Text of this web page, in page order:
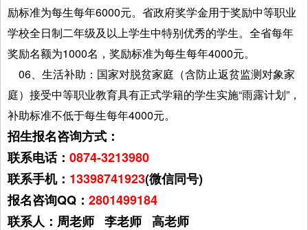
励标准为每生每年6000元。省政府奖学金用于奖励中等职业
学校全日制二年级及以上学生中特别优秀的学生。全省每年
奖励名额为1000名，奖励标准为每生每年4000元。
06、生活补助：国家对脱贫家庭（含防止返贫监测对象家
庭）接受中等职业教育具有正式学籍的学生实施“雨露计划”，
补助标准不低于每生每年4000元。
招生报名咨询方式：
联系电话： 0874-3213980
联系手机： 13398741923(微信同号)
报名咨询QQ： 2801499184
联系人：周老师 李老师 高老师